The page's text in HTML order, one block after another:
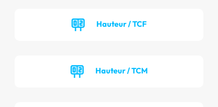
Hauteur / TCF
Hauteur / TCM